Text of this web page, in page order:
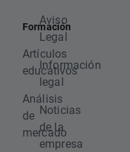
Formación
Artículos
educativos
Análisis
de
mercado
Aviso
Legal
Información
legal
Noticias
de la
empresa